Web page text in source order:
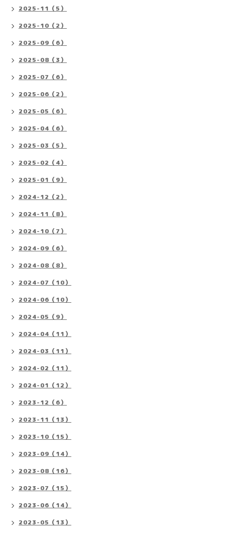
2025-11（5）
2025-10（2）
2025-09（6）
2025-08（3）
2025-07（6）
2025-06（2）
2025-05（6）
2025-04（6）
2025-03（5）
2025-02（4）
2025-01（9）
2024-12（2）
2024-11（8）
2024-10（7）
2024-09（6）
2024-08（8）
2024-07（10）
2024-06（10）
2024-05（9）
2024-04（11）
2024-03（11）
2024-02（11）
2024-01（12）
2023-12（6）
2023-11（13）
2023-10（15）
2023-09（14）
2023-08（16）
2023-07（15）
2023-06（14）
2023-05（13）